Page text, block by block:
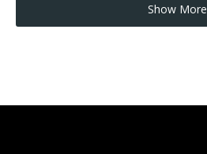
Show More